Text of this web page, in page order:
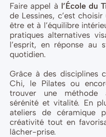
Faire appel à l’École du
de Lessines, c’est
être et à l’équilibre
pratiques alternatives
l’esprit, en réponse au
quotidien.
Grâce à des disciplines
Chi, le Pilates ou
trouver une méthode
sérénité et vitalité. En
ateliers de céramique
créativité tout en
lâcher-prise.